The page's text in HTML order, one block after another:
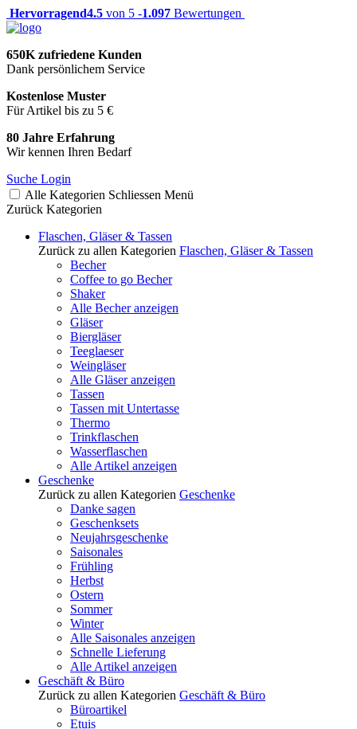
Hervorragend4.5 von 5 -1.097 Bewertungen
650K zufriedene Kunden
Dank persönlichem Service
Kostenlose Muster
Für Artikel bis zu 5 €
80 Jahre Erfahrung
Wir kennen Ihren Bedarf
Suche Login
Alle Kategorien Schliessen Menü
Zurück Kategorien
Flaschen, Gläser & Tassen
Zurück zu allen Kategorien Flaschen, Gläser & Tassen
Becher
Coffee to go Becher
Shaker
Alle Becher anzeigen
Gläser
Biergläser
Teeglaeser
Weingläser
Alle Gläser anzeigen
Tassen
Tassen mit Untertasse
Thermo
Trinkflaschen
Wasserflaschen
Alle Artikel anzeigen
Geschenke
Zurück zu allen Kategorien Geschenke
Danke sagen
Geschenksets
Neujahrsgeschenke
Saisonales
Frühling
Herbst
Ostern
Sommer
Winter
Alle Saisonales anzeigen
Schnelle Lieferung
Alle Artikel anzeigen
Geschäft & Büro
Zurück zu allen Kategorien Geschäft & Büro
Büroartikel
Etuis